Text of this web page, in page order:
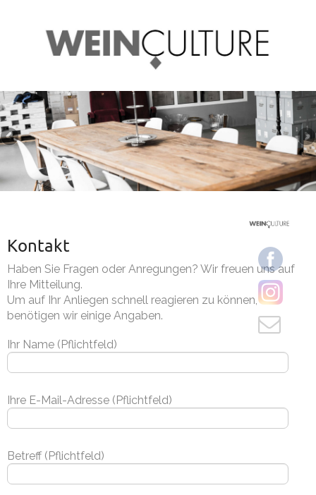
Kontakt
Haben Sie Fragen oder Anregungen? Wir freuen uns auf
Ihre Mitteilung.
Um auf Ihr Anliegen schnell reagieren zu können,
benötigen wir einige Angaben.
Ihr Name (Pflichtfeld)
Ihre E-Mail-Adresse (Pflichtfeld)
Betreff (Pflichtfeld)